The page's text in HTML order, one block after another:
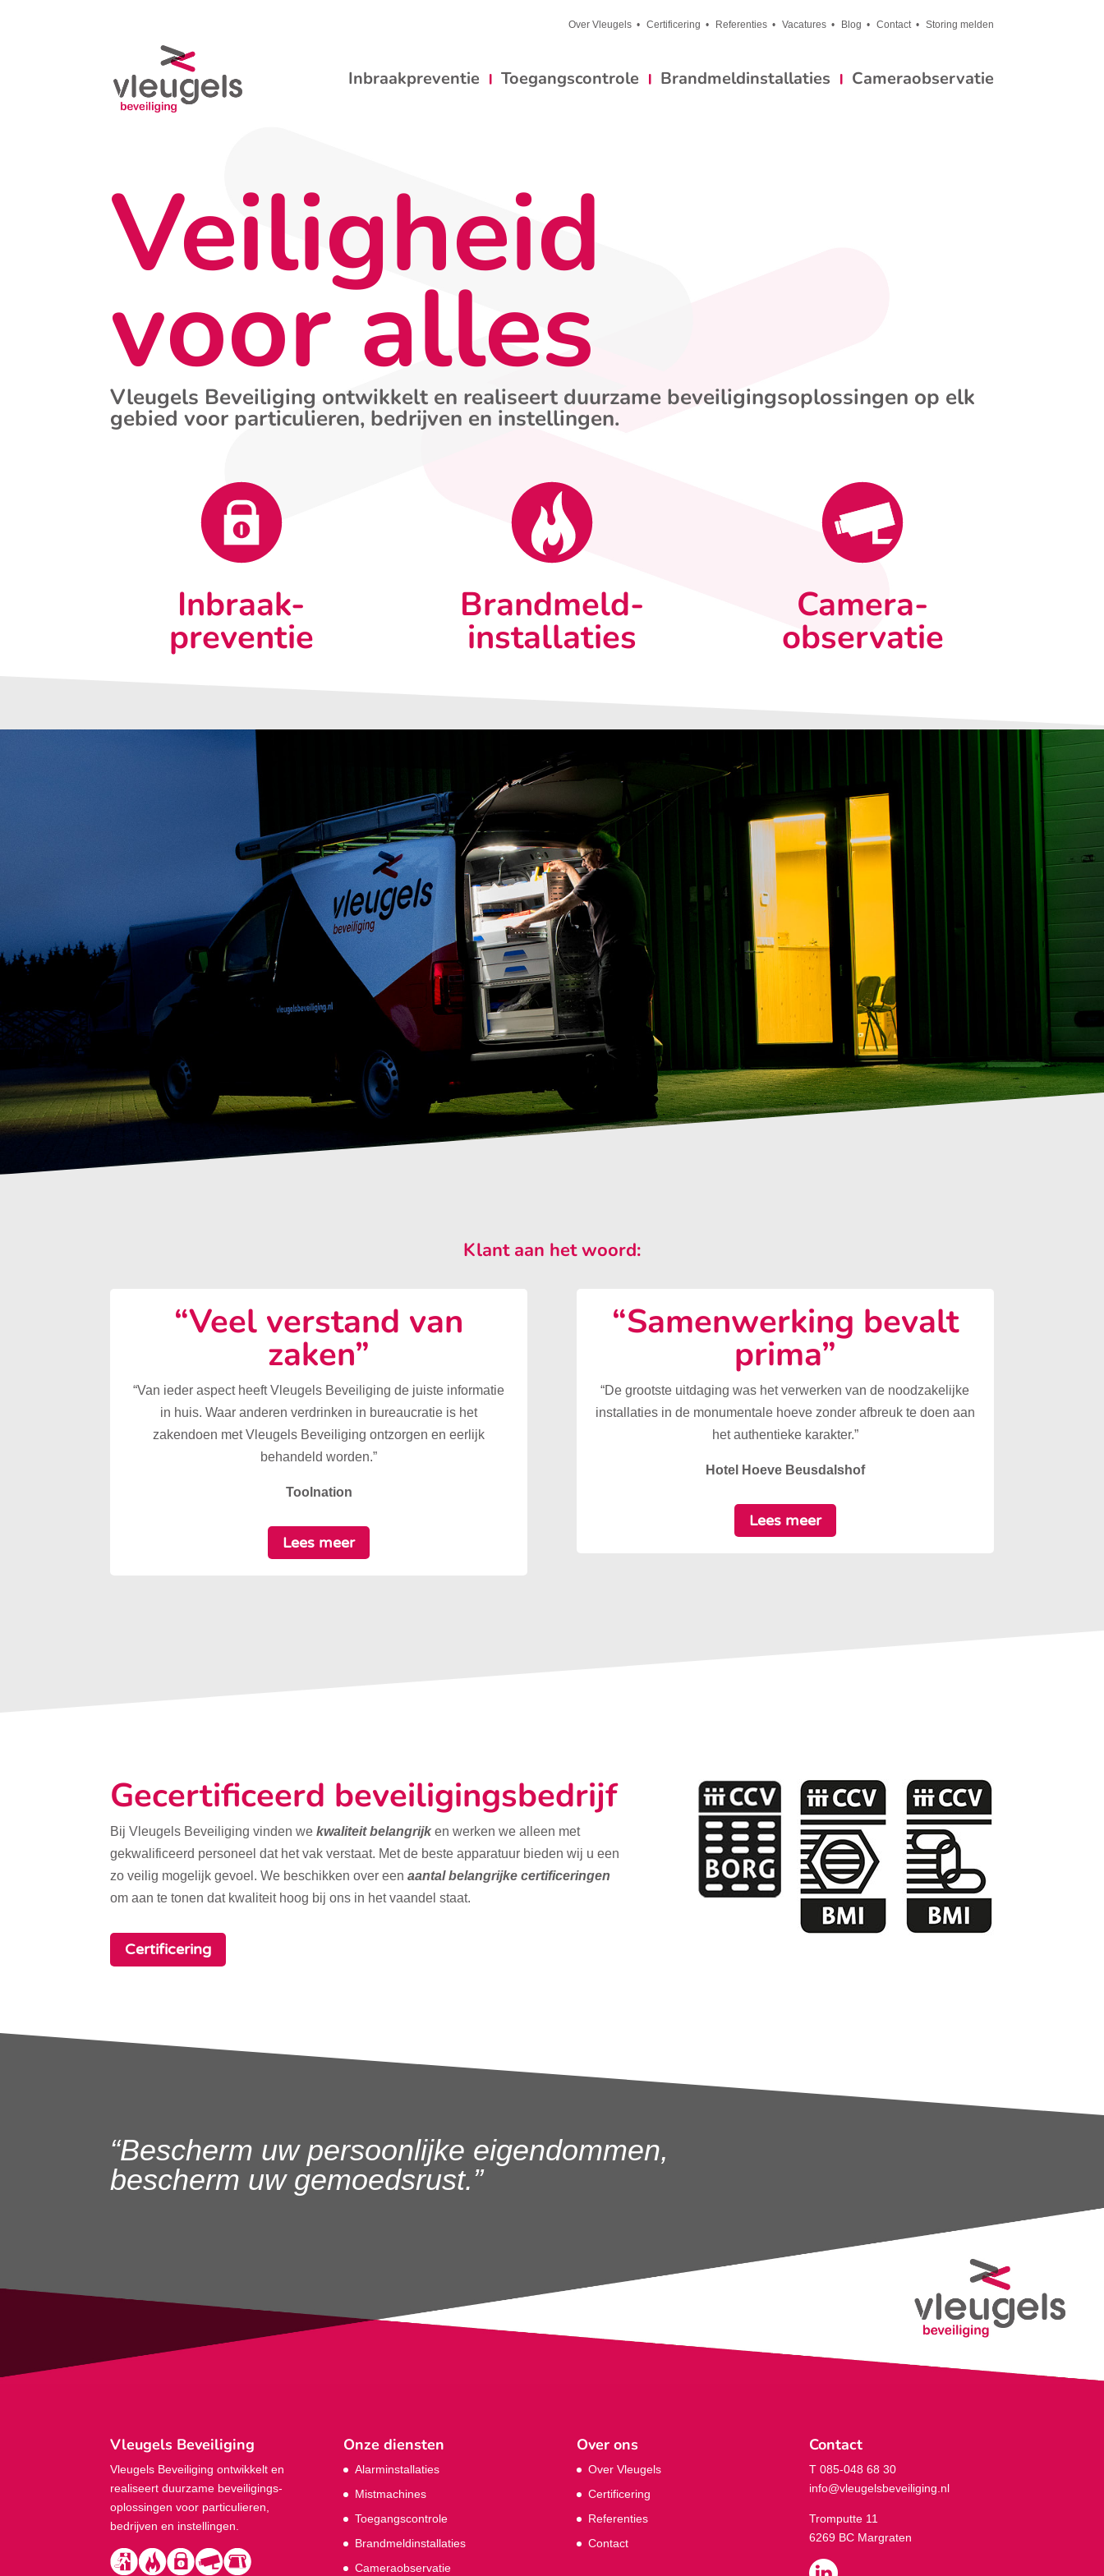
Over Vleugels Certificering Referenties Vacatures Blog Contact Storing melden
Inbraakpreventie Toegangscontrole Brandmeldinstallaties Cameraobservatie
Veiligheid
voor alles
Vleugels Beveiliging ontwikkelt en realiseert duurzame beveiligingsoplossingen op elk
gebied voor particulieren, bedrijven en instellingen.
Inbraak-
preventie
Brandmeld-
installaties
Camera-
observatie
Klant aan het woord:
“Veel verstand van
zaken”
“Van ieder aspect heeft Vleugels Beveiliging de juiste informatie
in huis. Waar anderen verdrinken in bureaucratie is het
zakendoen met Vleugels Beveiliging ontzorgen en eerlijk
behandeld worden.”
Toolnation
Lees meer
“Samenwerking bevalt
prima”
“De grootste uitdaging was het verwerken van de noodzakelijke
installaties in de monumentale hoeve zonder afbreuk te doen aan
het authentieke karakter.”
Hotel Hoeve Beusdalshof
Lees meer
Gecertificeerd beveiligingsbedrijf
Bij Vleugels Beveiliging vinden wekwaliteit belangrijk en werken we alleen met
gekwalificeerd personeel dat het vak verstaat. Met de beste apparatuur bieden wij u een
zo veilig mogelijk gevoel. We beschikken over eenaantal belangrijke certificeringen
om aan te tonen dat kwaliteit hoog bij ons in het vaandel staat.
Certificering
“Bescherm uw persoonlijke eigendommen,
bescherm uw gemoedsrust.”
Vleugels Beveiliging
Vleugels Beveiliging ontwikkelt en
realiseert duurzame beveiligings­
oplossingen voor particulieren,
bedrijven en instellingen.
Onze diensten
Alarminstallaties
Mistmachines
Toegangscontrole
Brandmeldinstallaties
Cameraobservatie
Over ons
Over Vleugels
Certificering
Referenties
Contact
Contact
T 085-048 68 30
info@vleugelsbeveiliging.nl
Tromputte 11
6269 BC Margraten